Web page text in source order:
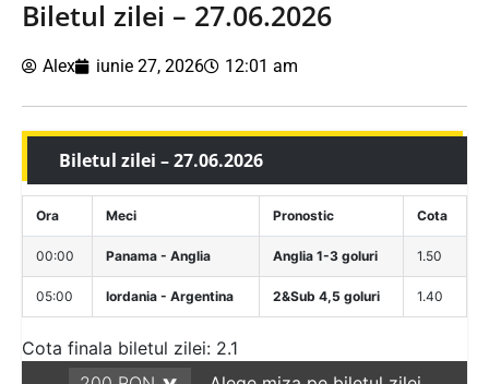
Biletul zilei – 27.06.2026
Alex iunie 27, 2026 12:01 am
Biletul zilei – 27.06.2026
Ora Meci Pronostic Cota
00:00 Panama - Anglia Anglia 1-3 goluri 1.50
05:00 Iordania - Argentina 2&Sub 4,5 goluri 1.40
Cota finala biletul zilei: 2.1